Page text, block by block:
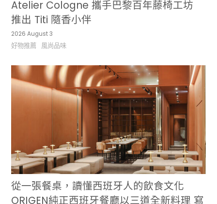
Atelier Cologne 攜手巴黎百年藤椅工坊
推出 Titi 隨香小伴
2026 August 3
好物推薦 風尚品味
從一張餐桌，讀懂西班牙人的飲食文化
ORIGEN純正西班牙餐廳以三道全新料理 寫